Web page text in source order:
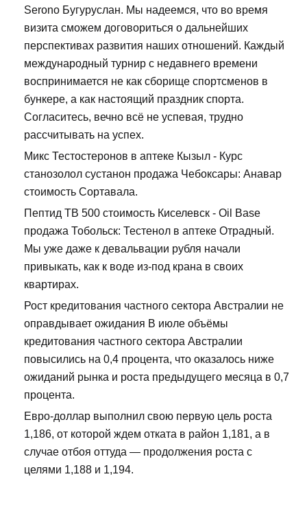
Serono Бугуруслан. Мы надеемся, что во время
визита сможем договориться о дальнейших
перспективах развития наших отношений. Каждый
международный турнир с недавнего времени
воспринимается не как сборище спортсменов в
бункере, а как настоящий праздник спорта.
Согласитесь, вечно всё не успевая, трудно
рассчитывать на успех.
Микс Тестостеронов в аптеке Кызыл - Курс
станозолол сустанон продажа Чебоксары: Анавар
стоимость Сортавала.
Пептид TB 500 стоимость Киселевск - Oil Base
продажа Тобольск: Тестенол в аптеке Отрадный.
Мы уже даже к девальвации рубля начали
привыкать, как к воде из-под крана в своих
квартирах.
Рост кредитования частного сектора Австралии не
оправдывает ожидания В июле объёмы
кредитования частного сектора Австралии
повысились на 0,4 процента, что оказалось ниже
ожиданий рынка и роста предыдущего месяца в 0,7
процента.
Евро-доллар выполнил свою первую цель роста
1,186, от которой ждем отката в район 1,181, а в
случае отбоя оттуда — продолжения роста с
целями 1,188 и 1,194.